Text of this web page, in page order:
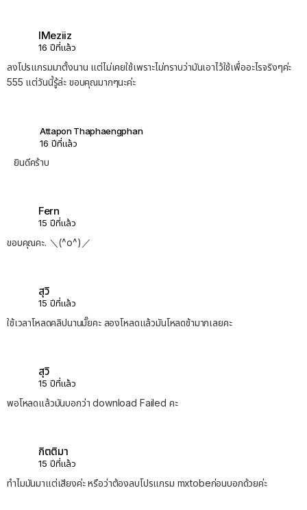
IMeziiz
16 ปีที่แล้ว
ลงโปรแกรมมาตั้งนาน แต่ไม่เคยใช้เพราะไม่ทราบว่ามันเอาไว้ใช้เพื่ออะไรจริงๆค่ะ
555 แต่วันนี้รู้ล่ะ ขอบคุณมากๆนะค่ะ
Attapon Thaphaengphan
16 ปีที่แล้ว
ยินดีคร้าบ
Fern
15 ปีที่แล้ว
ขอบคุณคะ. ＼(^o^)／
สุวิ
15 ปีที่แล้ว
ใช้เวลาโหลดคลิปนานมั๊ยคะ ลองโหลดแล้วมันโหลดช้ามากเลยคะ
สุวิ
15 ปีที่แล้ว
พอโหลดแล้วมันบอกว่า download Failed คะ
กิตติมา
15 ปีที่แล้ว
ทำไมมันมาแต่เสียงค่ะ หรือว่าต้องลบโปรแกรม mxtobeก่อนบอกด้วยค่ะ